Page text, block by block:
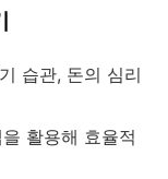
습관, 돈의 심리
활용해 효율적